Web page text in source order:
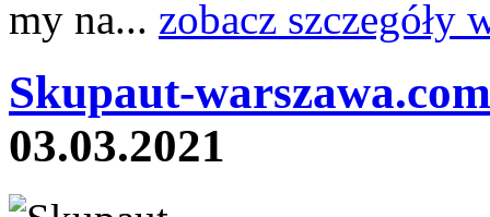
my na... zobacz szczegóły
Skupaut-
03.03.2021